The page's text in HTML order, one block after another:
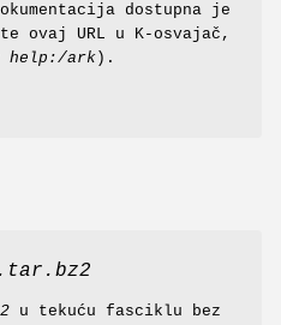
dostupna je
ovaj URL u K-osvajač,
help:/ark ).
u tekuću fasciklu bez